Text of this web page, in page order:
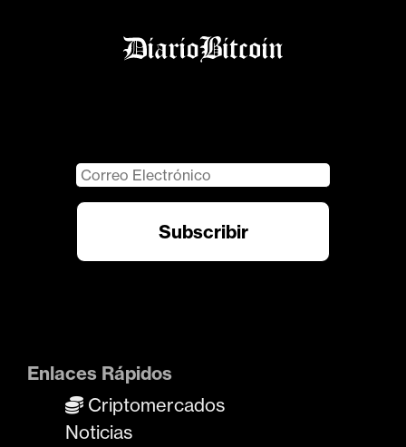
Enlaces Rápidos
Criptomercados
Noticias